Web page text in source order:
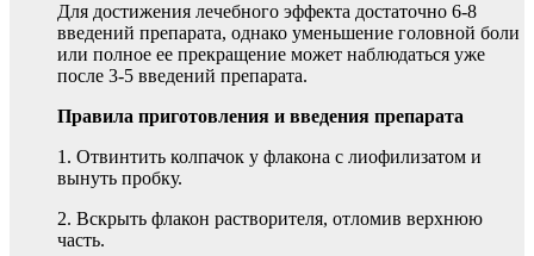
Для достижения лечебного эффекта достаточно 6-8
введений препарата, однако уменьшение головной боли
или полное ее прекращение может наблюдаться уже
после 3-5 введений препарата.
Правила приготовления и введения препарата
1. Отвинтить колпачок у флакона с лиофилизатом и
вынуть пробку.
2. Вскрыть флакон растворителя, отломив верхнюю
часть.